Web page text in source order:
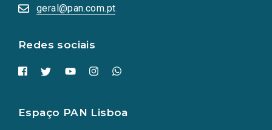
geral@pan.com.pt
Redes sociais
numa
nova
Espaço PAN Lisboa